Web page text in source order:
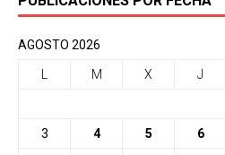
AGOSTO 2026
M X J
3 4 5 6